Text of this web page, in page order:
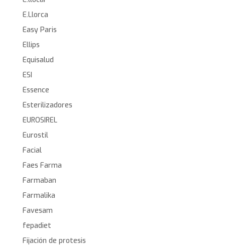
E.Llorca
Easy Paris
Ellips
Equisalud
ESI
Essence
Esterilizadores
EUROSIREL
Eurostil
Facial
Faes Farma
Farmaban
Farmalika
Favesam
fepadiet
Fijación de protesis